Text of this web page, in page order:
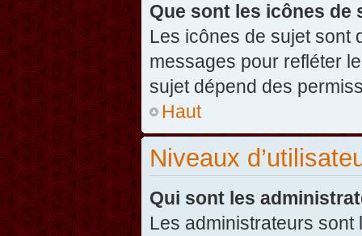
Que sont les icônes de
Les icônes de sujet sont
messages pour refléter
sujet dépend des
Haut
Niveaux
Qui sont les
Les administrateurs